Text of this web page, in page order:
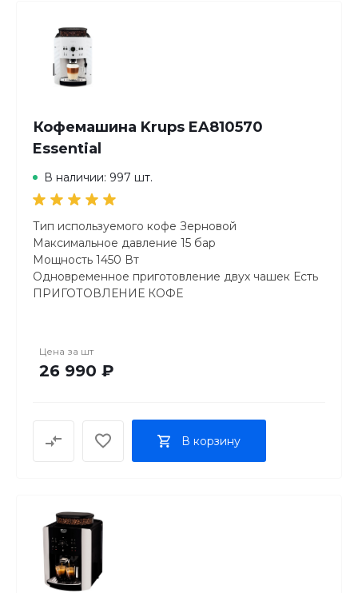
Кофемашина Krups EA810570
Essential
В наличии: 997 шт.
Тип используемого кофе Зерновой
Максимальное давление 15 бар
Мощность 1450 Вт
Одновременное приготовление двух чашек Есть
ПРИГОТОВЛЕНИЕ КОФЕ
УПРАВЛЕНИЕ И ДИСПЛЕЙ
Тип управления Механический
Регулировка степени помола Есть
Количество степеней помола 3
Съемный резервуар для воды Есть
РЕЗЕРВУАР ДЛЯ КАПЕЛЬ
Съемный резервуар для капель Есть
РЕЗЕРВУАР ДЛЯ ИСПОЛЬЗОВАННОГО КОФЕ
Емкость резервуара для использованного кофе 9
Цена за шт
26 990 ₽
В корзину